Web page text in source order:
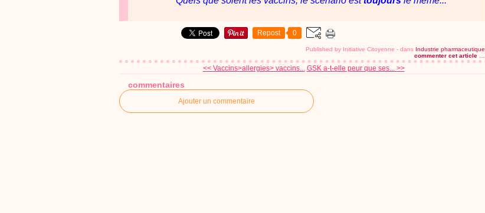
Repost 0
Published by Initiative Citoyenne - dans Industrie pharmaceutique
commenter cet article
<< Vaccins>allergies> vaccins... GSK a-t-elle peur que ses... >>
commentaires
Ajouter un commentaire